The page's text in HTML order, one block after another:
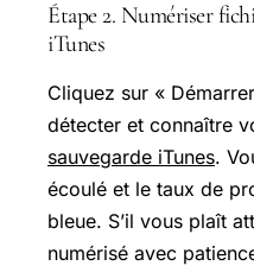
Étape 2. Numériser
iTunes
Cliquez sur «
détecter et connaître
sauvegarde iTunes.
écoulé et le taux de
bleue. S’il vous plaît
numérisé avec